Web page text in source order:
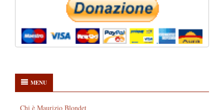
MENU
Chi è Maurizio Blondet